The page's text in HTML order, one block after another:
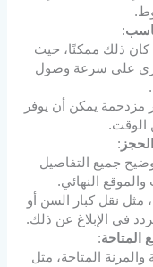
:
كان ذلك ممكنًا، حيث
على سرعة وصول
مزدحمة يمكن أن يوفر
الوقت.
:
جميع التفاصيل
النهائي.
مثل نقل كبار السن أو
في الإبلاغ عن ذلك.
المتاحة:
المتاحة، مثل